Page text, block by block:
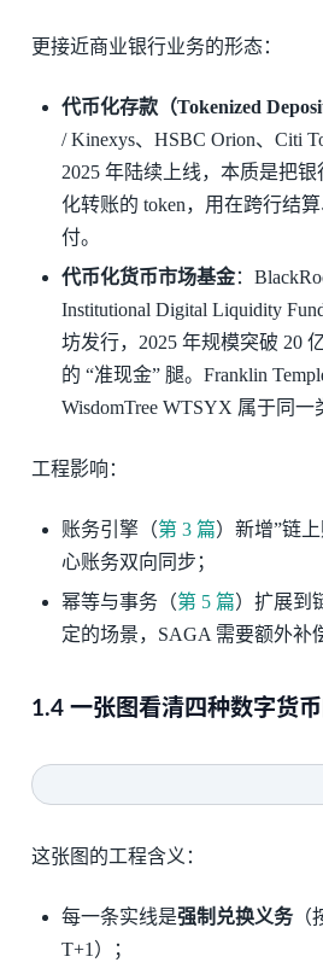
更接近商业银行业务的形态：
代币化存款（Tokenized
/ Kinexys、HSBC Orion、Citi
2025 年陆续上线，本质是把
化转账的 token，用在跨行结
付。
代币化货币市场基金：
Institutional Digital Liquidity
坊发行，2025 年规模突破 20
的 “准现金” 腿。Franklin
WisdomTree WTSYX 属于同一
工程影响：
账务引擎（第 3 篇）新增”链
心账务双向同步；
幂等与事务（第 5 篇）扩展到
定的场景，SAGA 需要额外补
1.4 一张图看清四种数字货
这张图的工程含义：
每一条实线是强制兑换义务（
T+1）；